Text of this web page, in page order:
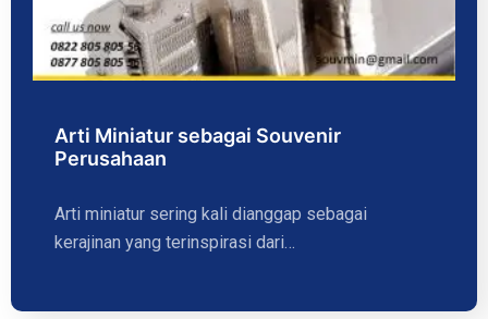
Arti Miniatur sebagai Souvenir
Perusahaan
Arti miniatur sering kali dianggap sebagai
kerajinan yang terinspirasi dari…